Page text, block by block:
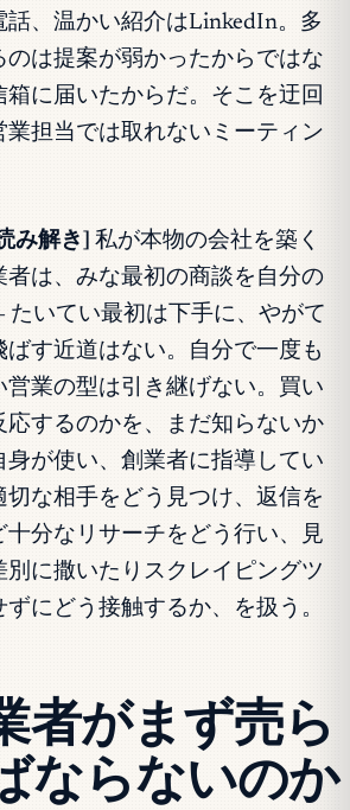
話、温かい紹介はLinkedIn。多
のは提案が弱かったからではな
箱に届いたからだ。そこを迂回
業担当では取れないミーティン
み解き]
私が本物の会社を築く
者は、みな最初の商談を自分の
たいてい最初は下手に、やがて
す近道はない。自分で一度も
営業の型は引き継げない。買い
応するのかを、まだ知らないか
身が使い、創業者に指導してい
切な相手をどう見つけ、返信を
十分なリサーチをどう行い、見
に撒いたりスクレイピングツ
にどう接触するか、を扱う。
者がまず売ら
ならないのか